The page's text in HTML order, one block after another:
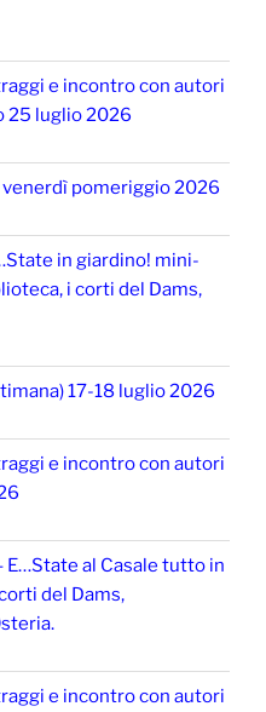
e incontro con autori
25 luglio 2026
pomeriggio 2026
in giardino! mini-
i corti del Dams,
17-18 luglio 2026
e incontro con autori
al Casale tutto in
del Dams,
e incontro con autori